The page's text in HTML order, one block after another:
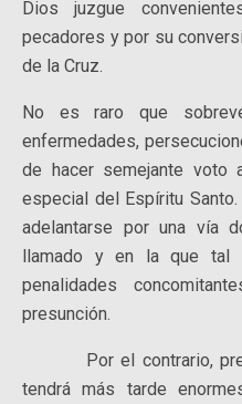
Dios juzgue
pecadores y por su
de la Cruz.
No es raro que
enfermedades,
de hacer semejante voto
especial del Espíritu
adelantarse por una vía
llamado y en la que tal
penalidades
presunción.
Por el contrario,
tendrá más tarde